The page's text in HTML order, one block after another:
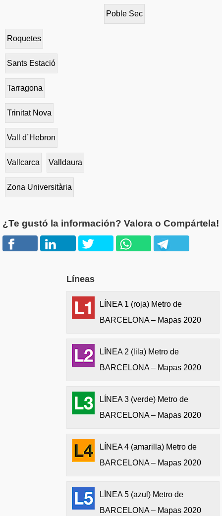
Poble Sec
Roquetes
Sants Estació
Tarragona
Trinitat Nova
Vall d´Hebron
Vallcarca Valldaura
Zona Universitària
¿Te gustó la información? Valora o Compártela!
Líneas
LÍNEA 1 (roja) Metro de
BARCELONA – Mapas 2020
LÍNEA 2 (lila) Metro de
BARCELONA – Mapas 2020
LÍNEA 3 (verde) Metro de
BARCELONA – Mapas 2020
LÍNEA 4 (amarilla) Metro de
BARCELONA – Mapas 2020
LÍNEA 5 (azul) Metro de
BARCELONA – Mapas 2020